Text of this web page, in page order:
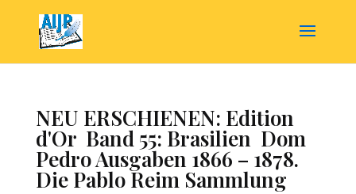
NEU ERSCHIENEN: Edition
d'Or  Band 55: Brasilien  Dom
Pedro Ausgaben 1866 – 1878.
Die Pablo Reim Sammlung